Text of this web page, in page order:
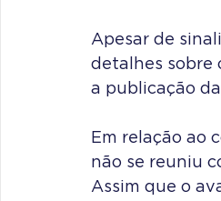
Apesar de
detalhes sobre
a publicação
Em relação ao
não se reuniu
Assim que o